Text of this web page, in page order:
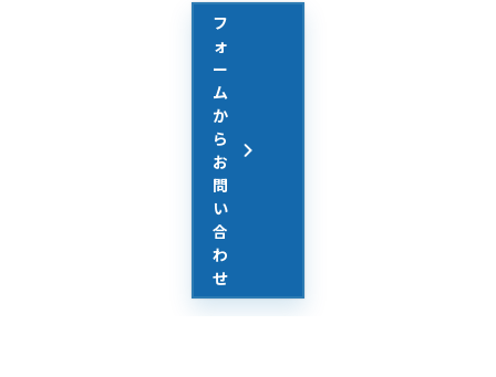
フ
ォ
ー
ム
か
ら
お
問
い
合
わ
せ